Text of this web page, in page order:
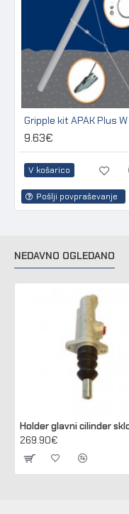
9.63€
V košarico
Pošlji povpraševanje
NEDAVNO OGLEDANO
269.90€